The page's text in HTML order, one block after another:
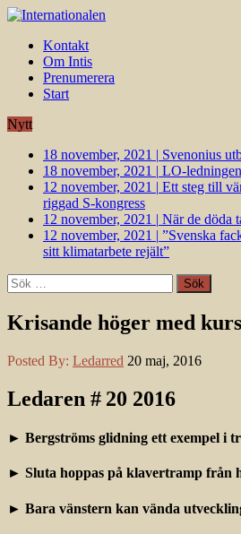
Kontakt
Om Intis
Prenumerera
Start
Nytt
18 november, 2021 | Svenonius
18 november, 2021 | LO-
12 november, 2021 | Ett steg till
riggad S-kongress
12 november, 2021 | När de döda
12 november, 2021 | ”Svenska
sitt klimatarbete rejält”
Sök
efter:
Krisande höger med
Posted By: Ledarred 20 maj, 2016
Ledaren # 20 2016
► Bergströms glidning ett exempel i
► Sluta hoppas på klavertramp från
► Bara vänstern kan vända